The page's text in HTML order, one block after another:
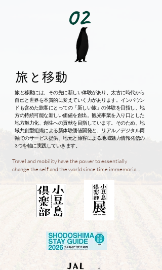
02
​旅と移動
旅と移動には、その先に新しい体験があり、太古に時代から
自己と世界を本質的に変えていく力があります。インバウン
ドも含めた旅客にとっての「新しい旅」の体験を目指し、地
方の持続可能な新しい価値を創出。観光事業を入り口とした
地方魅力化、創生への貢献を目指しています。そのため、地
域共創型組織による新体験価値開発と、リアル／デジタル両
軸でのサービス提供、地元と旅客による地域魅力情報発信の
3つを軸に実践していきます。
Travel and mobility have the power to essentially
change the self and the world since time immemorial,
create "new travel" experiences for passengers,
including inbound travelers, and create sustainable
new value for local regions. We aim to contribute to
the attraction and creation of local regions through
the tourism business as a gateway. To this end, we will
new experience value through a regional co-creation
type organization, the provision of services in both
the real and digital worlds, and the dissemination of
communities and their passengers.